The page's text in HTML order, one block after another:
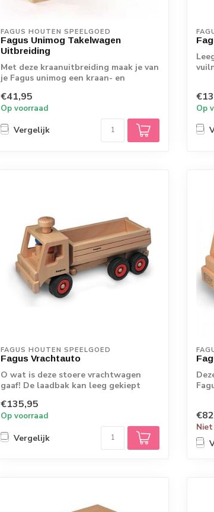
FAGUS HOUTEN SPEELGOED
Fagus Unimog Takelwagen
Uitbreiding
Met deze kraanuitbreiding maak je van
je Fagus unimog een kraan- en
€41,95
Op voorraad
Vergelijk
Op
FAGUS HOUTEN SPEELGOED
Fagus Vrachtauto
O wat is deze stoere vrachtwagen
gaaf! De laadbak kan leeg gekiept
€135,95
Op voorraad
Vergelijk